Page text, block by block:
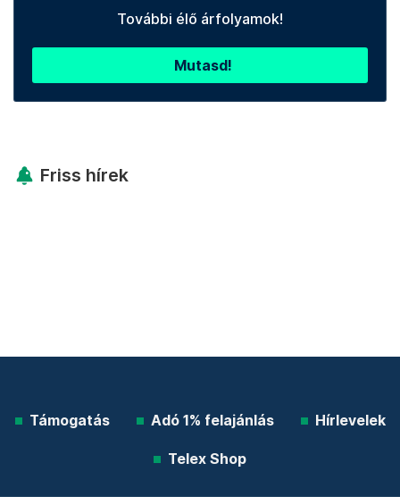
További élő árfolyamok!
Mutasd!
Friss hírek
Támogatás Adó 1% felajánlás Hírlevelek
Telex Shop